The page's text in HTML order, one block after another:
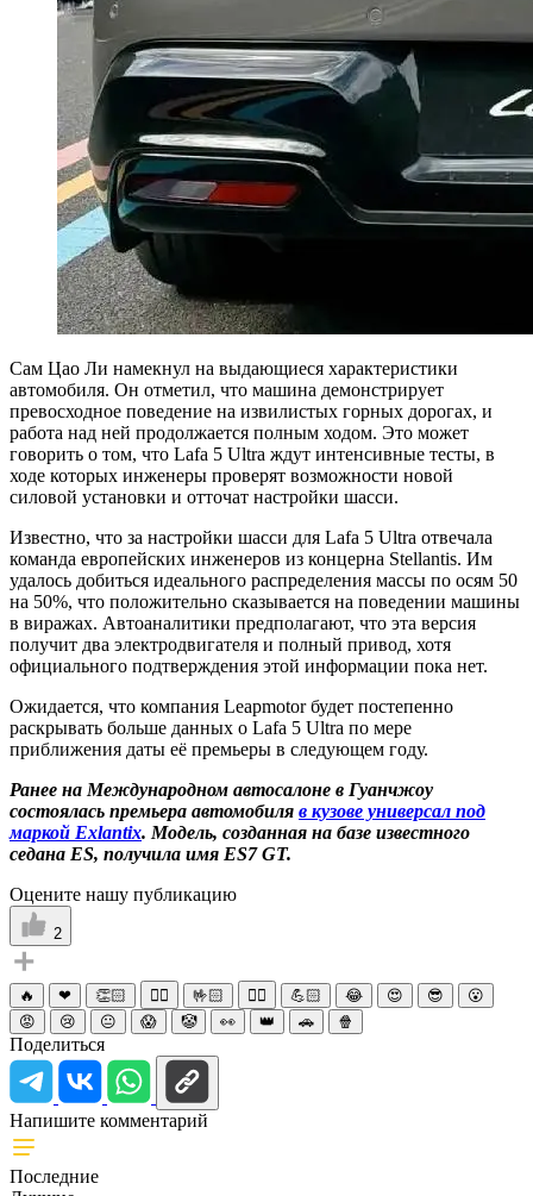
Сам Цао Ли намекнул на выдающиеся характеристики
автомобиля. Он отметил, что машина демонстрирует
превосходное поведение на извилистых горных дорогах, и
работа над ней продолжается полным ходом. Это может
говорить о том, что Lafa 5 Ultra ждут интенсивные тесты, в
ходе которых инженеры проверят возможности новой
силовой установки и отточат настройки шасси.
Известно, что за настройки шасси для Lafa 5 Ultra отвечала
команда европейских инженеров из концерна Stellantis. Им
удалось добиться идеального распределения массы по осям 50
на 50%, что положительно сказывается на поведении машины
в виражах. Автоаналитики предполагают, что эта версия
получит два электродвигателя и полный привод, хотя
официального подтверждения этой информации пока нет.
Ожидается, что компания Leapmotor будет постепенно
раскрывать больше данных о Lafa 5 Ultra по мере
приближения даты её премьеры в следующем году.
Ранее на Международном автосалоне в Гуанчжоу
состоялась премьера автомобиля в кузове универсал под
маркой Exlantix. Модель, созданная на базе известного
седана ES, получила имя ES7 GT.
Оцените нашу публикацию
2
🔥 ❤ 👏🏻 ☝🏻 🤟🏻 ✌🏻 💪🏻 😂 😍 😎
😮
😡
😢 😐 😱 🤡 👀 👑 🚗 🍿
Поделиться
Напишите комментарий
Последние